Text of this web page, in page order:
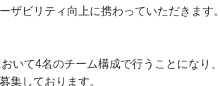
ザビリティ向上に携わっていただきます。
いて4名のチーム構成で行うことになり、
集しております。